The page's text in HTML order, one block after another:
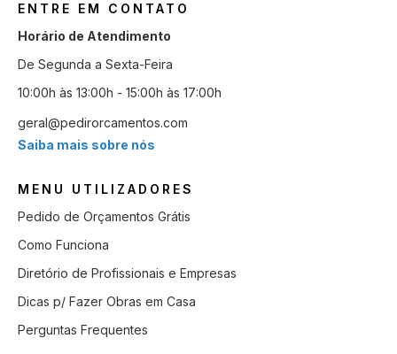
ENTRE EM CONTATO
Horário de Atendimento
De Segunda a Sexta-Feira
10:00h às 13:00h - 15:00h às 17:00h
geral@pedirorcamentos.com
Saiba mais sobre nós
MENU UTILIZADORES
Pedido de Orçamentos Grátis
Como Funciona
Diretório de Profissionais e Empresas
Dicas p/ Fazer Obras em Casa
Perguntas Frequentes